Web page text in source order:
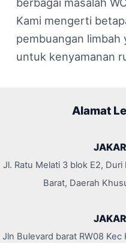
Kami mengerti
pembuangan
untuk kenyamanan
Alamat
Jl. Ratu Melati 3 blok E2,
Barat, Daerah
Jln Bulevard barat RW08 Kec